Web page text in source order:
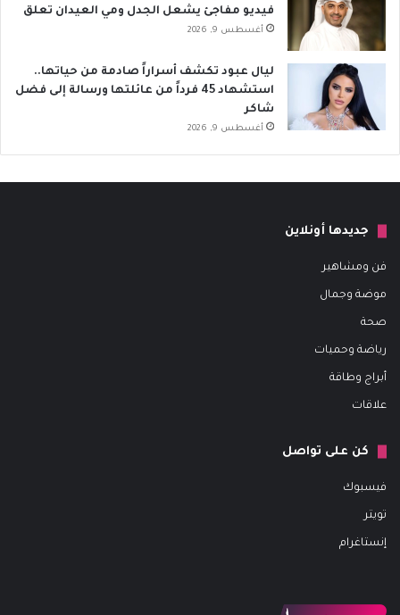
فيديو مفاجئ يشعل الجدل ومي العيدان تعلق
أغسطس 9, 2026
ليال عبود تكشف أسراراً صادمة من حياتها..
استشهاد 45 فرداً من عائلتها ورسالة إلى فضل
شاكر
أغسطس 9, 2026
جديدها أونلاين
فن ومشاهير
موضة وجمال
صحة
رياضة وحميات
أبراج وطاقة
علاقات
كن على تواصل
فيسبوك
تويتر
إنستاغرام